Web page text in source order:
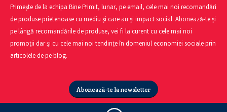
Primește de la echipa Bine Primit, lunar, pe email, cele mai noi recomandări
de produse prietenoase cu mediu și care au și impact social. Abonează-te și
pe lângă recomandările de produse, vei fi la curent cu cele mai noi
promoții dar și cu cele mai noi tendințe în domeniul economiei sociale prin
articolele de pe blog.
Abonează-te la newsletter